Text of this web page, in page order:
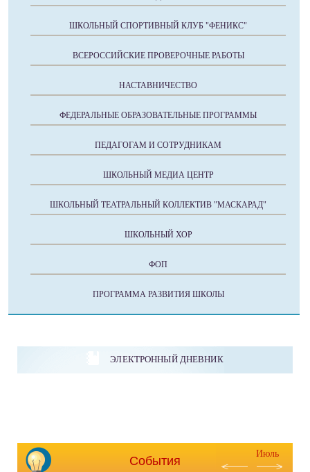
ШКОЛЬНЫЙ СПОРТИВНЫЙ КЛУБ "ФЕНИКС"
ВСЕРОССИЙСКИЕ ПРОВЕРОЧНЫЕ РАБОТЫ
НАСТАВНИЧЕСТВО
ФЕДЕРАЛЬНЫЕ ОБРАЗОВАТЕЛЬНЫЕ ПРОГРАММЫ
ПЕДАГОГАМ И СОТРУДНИКАМ
ШКОЛЬНЫЙ МЕДИА ЦЕНТР
ШКОЛЬНЫЙ ТЕАТРАЛЬНЫЙ КОЛЛЕКТИВ "МАСКАРАД"
ШКОЛЬНЫЙ ХОР
ФОП
ПРОГРАММА РАЗВИТИЯ ШКОЛЫ
ЭЛЕКТРОННЫЙ ДНЕВНИК
События
Июль